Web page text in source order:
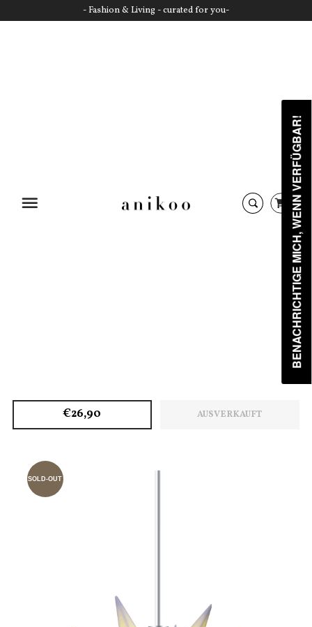
- Fashion & Living - curated for you-
€26,90 AUSVERKAUFT
SOLD-OUT
BENACHRICHTIGE MICH, WENN VERFÜGBAR!